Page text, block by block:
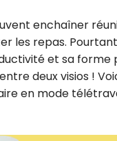
enchaîner
les repas.
et sa forme
deux visios !
en mode